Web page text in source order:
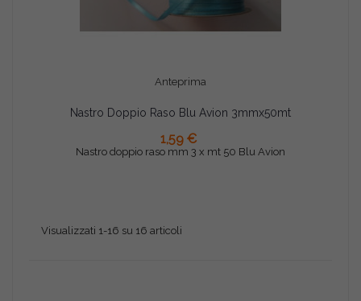
Anteprima
Nastro Doppio Raso Blu Avion 3mmx50mt
1,59 €
Nastro doppio raso mm 3 x mt 50 Blu Avion
AGGIUNGI AL CARRELLO
Visualizzati 1-16 su 16 articoli